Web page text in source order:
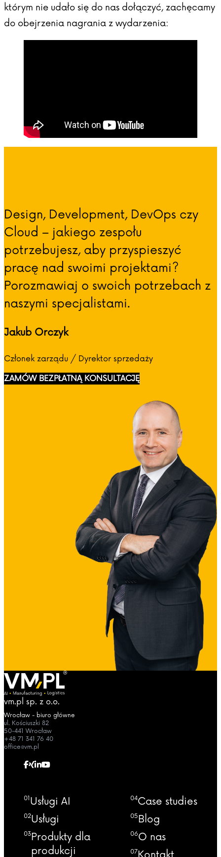
którym nie udało się do nas dołączyć, zachęcamy
do obejrzenia nagrania z wydarzenia:
Design, Development, DevOps czy
Cloud – jakiego zespołu
potrzebujesz, aby przyspieszyć
pracę nad swoimi projektami?
Porozmawiaj o swoich potrzebach z
naszymi specjalistami.
Jakub Orczyk
Członek zarządu / Dyrektor sprzedaży
ZAMÓW BEZPŁATNĄ KONSULTACJĘ
vm.pl sp. z o.o.
Wrocław - biuro główne
ul. Kościuszki 82
50-441 Wrocław
+48 71 341 76 40
office@vm.pl
01 Usługi AI
02Usługi
03Produkty dla
produkcji
04Case studies
05Blog
06O nas
07